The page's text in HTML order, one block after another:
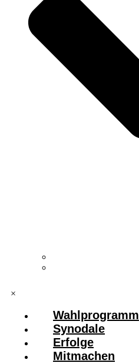
×
Wahlprogramm
Synodale
Erfolge
Mitmachen